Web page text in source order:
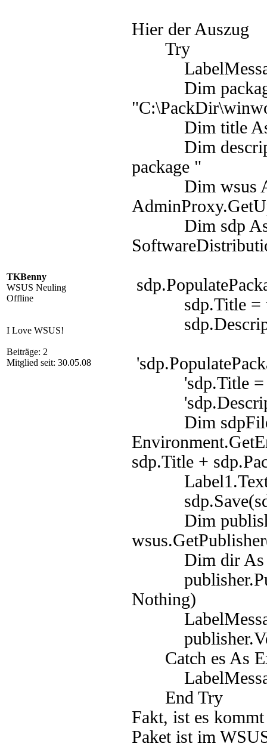
TKBenny
WSUS Neuling
Offline
I Love WSUS!
Beiträge: 2
Mitglied seit: 30.05.08
Hier der Auszug
Try
Dim
Dim title As
Dim
package "
Dim wsus As
Dim sdp As
sdp.Title =
'sdp.Title =
Dim
sdp.Title +
Label1.Text
Dim
Dim dir As
Nothing)
Catch es As
End Try
Fakt, ist es
Paket ist im